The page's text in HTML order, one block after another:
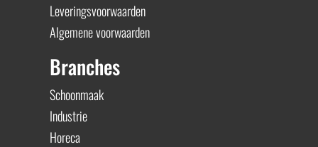
Leveringsvoorwaarden
Algemene voorwaarden
Branches
Schoonmaak
Industrie
Horeca